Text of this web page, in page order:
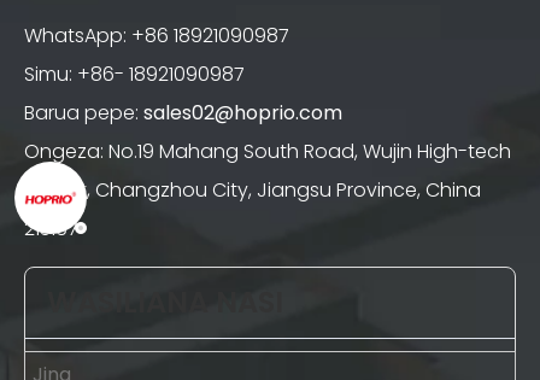
WhatsApp: +86 18921090987
Simu: +86- 18921090987
Barua pepe: sales02@hoprio.com
Ongeza: No.19 Mahang South Road, Wujin High-tech
District, Changzhou City, Jiangsu Province, China
213167